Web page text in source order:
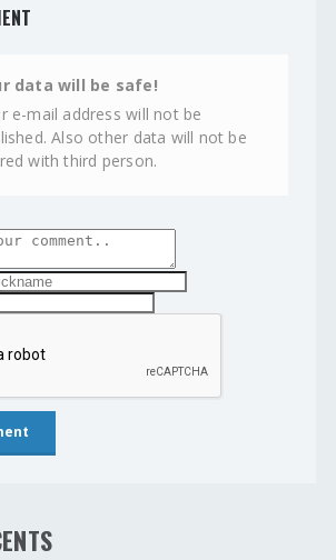
data will be safe!
e-mail address will not be
Also other data will not be
with third person.